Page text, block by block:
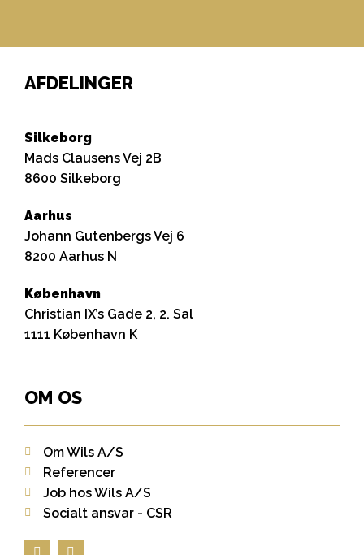
AFDELINGER
Silkeborg
Mads Clausens Vej 2B
8600 Silkeborg
Aarhus
Johann Gutenbergs Vej 6
8200 Aarhus N
København
Christian IX’s Gade 2, 2. Sal
1111 København K
OM OS
Om Wils A/S
Referencer
Job hos Wils A/S
Socialt ansvar - CSR